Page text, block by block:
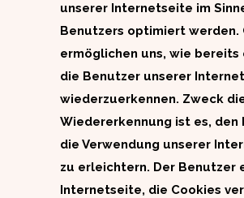
unserer Internetseite im
Benutzers optimiert werden.
ermöglichen uns, wie bereits
die Benutzer unserer
wiederzuerkennen. Zweck
Wiedererkennung ist es, den
die Verwendung unserer
zu erleichtern. Der Benutzer
Internetseite, die Cookies